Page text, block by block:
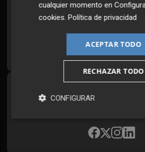
Suscríbete al
¡Quiero
Síguenos en
cualquier momento en
cookies.Política de privacidad
ACEPTAR TODO
RECHAZAR TODO
CONFIGURAR